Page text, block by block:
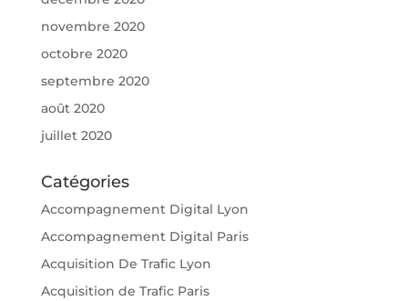
novembre 2020
octobre 2020
septembre 2020
août 2020
juillet 2020
Catégories
Accompagnement Digital Lyon
Accompagnement Digital Paris
Acquisition De Trafic Lyon
Acquisition de Trafic Paris